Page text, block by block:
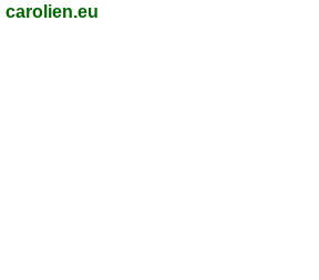
carolien.eu